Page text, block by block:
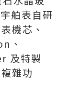
舶表自研
機芯、
、
及特製
雜功